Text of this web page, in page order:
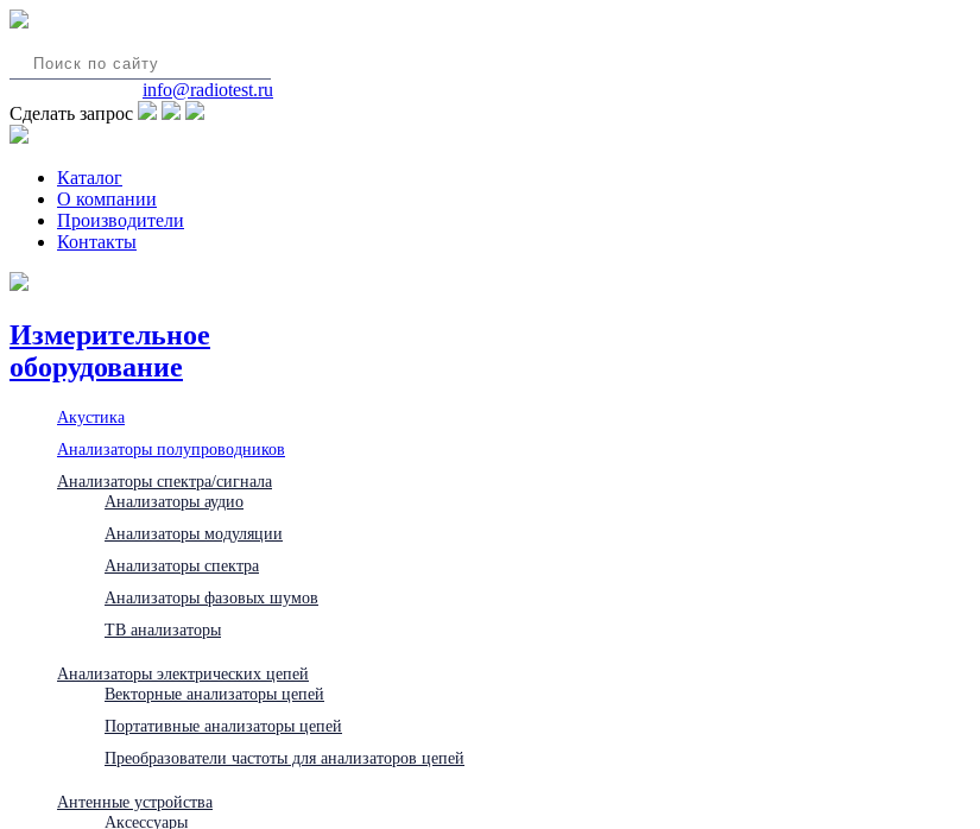
info@radiotest.ru
Сделать запрос
Каталог
О компании
Производители
Контакты
Измерительное
оборудование
Акустика
Анализаторы полупроводников
Анализаторы спектра/сигнала
Анализаторы аудио
Анализаторы модуляции
Анализаторы спектра
Анализаторы фазовых шумов
ТВ анализаторы
Анализаторы электрических цепей
Векторные анализаторы цепей
Портативные анализаторы цепей
Преобразователи частоты для анализаторов цепей
Антенные устройства
Аксессуары